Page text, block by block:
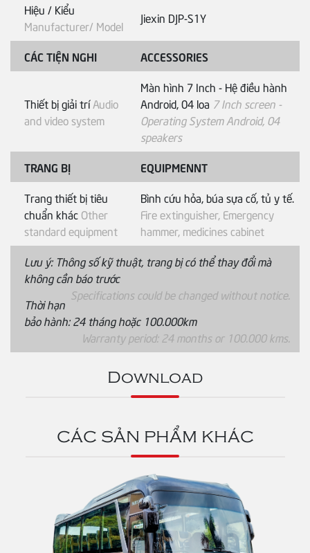
Hiệu / Kiểu
Manufacturer/ Model
Jiexin DJP-S1Y
CÁC TIỆN NGHI ACCESSORIES
Thiết bị giải tríAudio
and video system
Màn hình 7 Inch - Hệ điều hành
Android, 04 loa 7 Inch screen -
Operating System Android, 04
speakers
TRANG BỊ
EQUIPMENNT
Trang thiết bị tiêu
chuẩn khác Other
standard equipment
Bình cứu hỏa, búa sựa cố, tủ y tế.
Fire extinguisher, Emergency
hammer, medicines cabinet
Lưu ý: Thông số kỹ thuật, trang bị có thể thay đổi mà
không cần báo trước
Specifications could be changed without notice.
Thời hạn
bảo hành: 24 tháng hoặc 100.000km
Warranty period: 24 months or 100.000 kms.
Download
CÁC SẢN PHẨM KHÁC